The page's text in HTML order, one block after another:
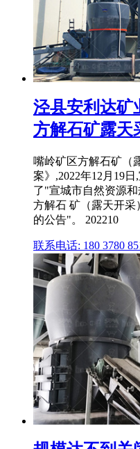
泾县安利达矿
方解石矿露天
嘴岭矿区方解石矿（
案》,2022年12月19
了"宣城市自然资源
方解石 矿（露天开
的公告"。 202210
联系电话: 180 3780